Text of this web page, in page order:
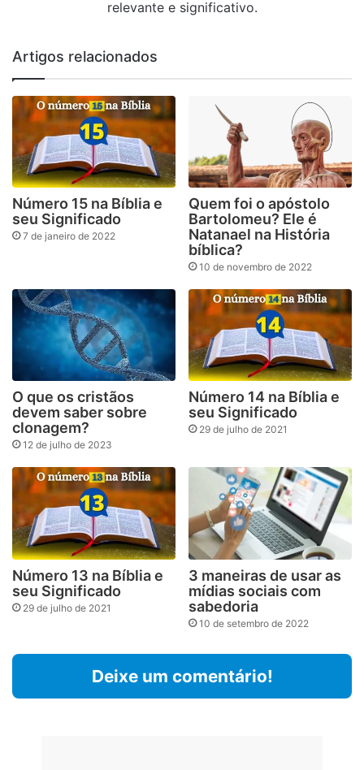
relevante e significativo.
Artigos relacionados
Número 15 na Bíblia e
seu Significado
7 de janeiro de 2022
Quem foi o apóstolo
Bartolomeu? Ele é
Natanael na História
bíblica?
10 de novembro de 2022
O que os cristãos
devem saber sobre
clonagem?
12 de julho de 2023
Número 14 na Bíblia e
seu Significado
29 de julho de 2021
Número 13 na Bíblia e
seu Significado
29 de julho de 2021
3 maneiras de usar as
mídias sociais com
sabedoria
10 de setembro de 2022
Deixe um comentário!